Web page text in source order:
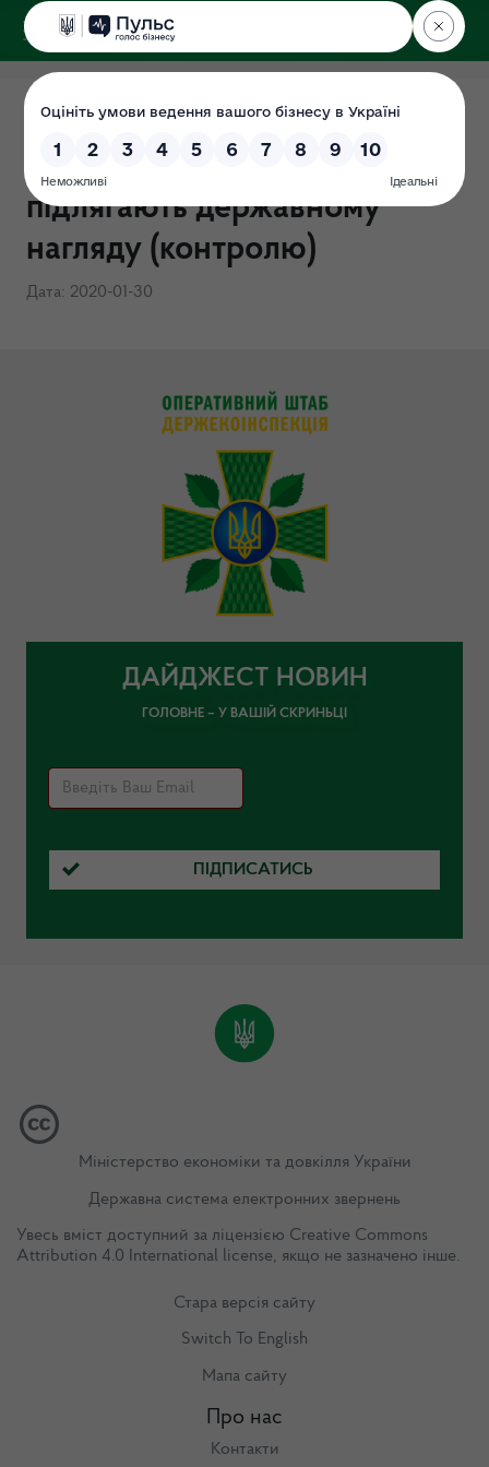
ДЕРЖЕКОІНСПЕКЦІЯ
Перелік суб'єктів
господарювання, що
підлягають державному
нагляду (контролю)
Дата: 2020-01-30
ДАЙДЖЕСТ НОВИН
ГОЛОВНЕ – У ВАШІЙ СКРИНЬЦІ
ПІДПИСАТИСЬ
Міністерство економіки та довкілля України
Державна система електронних звернень
Увесь вміст доступний за ліцензією Creative Commons
Attribution 4.0 International license, якщо не зазначено інше.
Стара версія сайту
Switch To English
Мапа сайту
Про нас
Контакти